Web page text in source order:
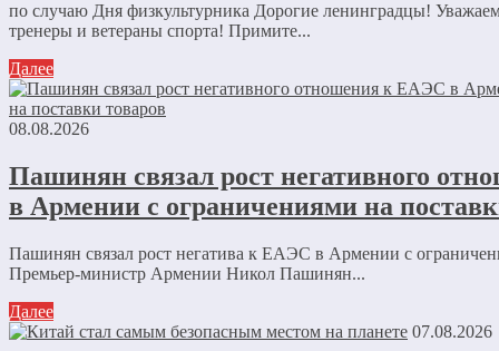
по случаю Дня физкультурника Дорогие ленинградцы!
тренеры и ветераны спорта! Примите...
Далее
08.08.2026
Пашинян связал рост негативного
в Армении с ограничениями на
Пашинян связал рост негатива к ЕАЭС в Армении с
Премьер-министр Армении Никол Пашинян...
Далее
07.08.2026